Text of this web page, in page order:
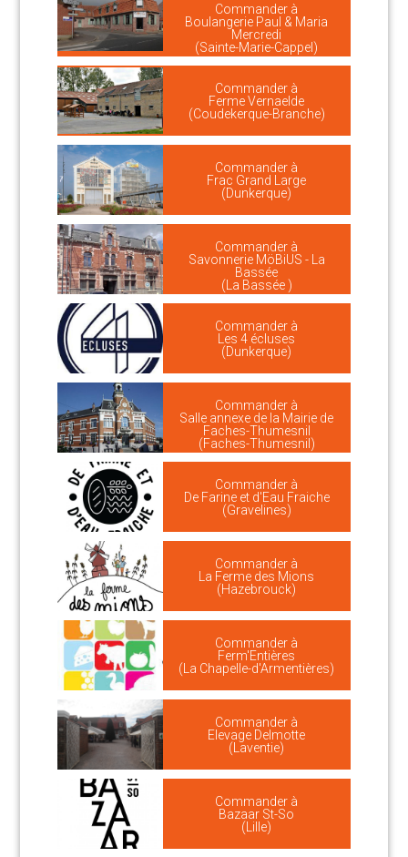
Commander à
Boulangerie Paul & Maria
Mercredi
(Sainte-Marie-Cappel)
Commander à
Ferme Vernaelde
(Coudekerque-Branche)
Commander à
Frac Grand Large
(Dunkerque)
Commander à
Savonnerie MöBiUS - La
Bassée
(La Bassée )
Commander à
Les 4 écluses
(Dunkerque)
Commander à
Salle annexe de la Mairie de
Faches-Thumesnil
(Faches-Thumesnil)
Commander à
De Farine et d'Eau Fraiche
(Gravelines)
Commander à
La Ferme des Mions
(Hazebrouck)
Commander à
Ferm'Entières
(La Chapelle-d'Armentières)
Commander à
Elevage Delmotte
(Laventie)
Commander à
Bazaar St-So
(Lille)